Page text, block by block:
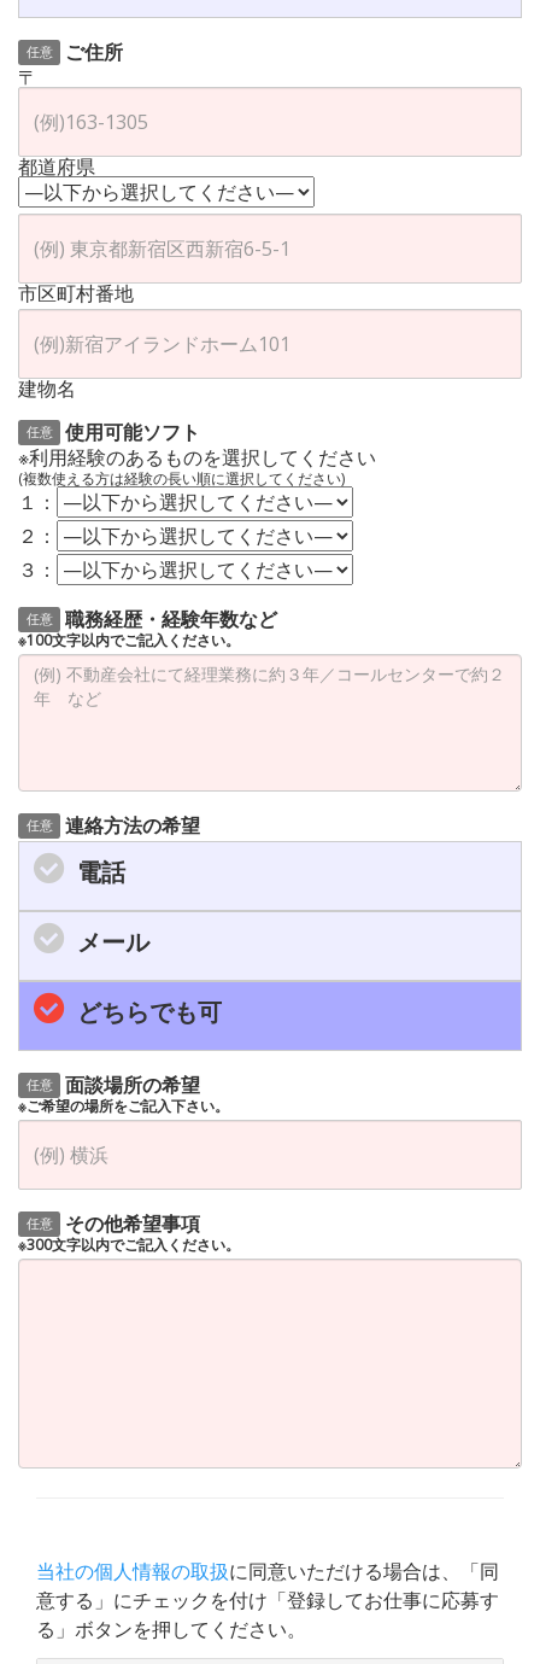
任意
ご住所
〒
都道府県
市区町村番地
建物名
任意
使用可能ソフト
※利用経験のあるものを選択してください
(複数使える方は経験の長い順に選択してください)
１：
２：
３：
任意 職務経歴・経験年数など
※100文字以内でご記入ください。
任意 連絡方法の希望
電話
メール
どちらでも可
任意 面談場所の希望
※ご希望の場所をご記入下さい。
任意 その他希望事項
※300文字以内でご記入ください。
当社の個人情報の取扱に同意いただける場合は、「同
意する」にチェックを付け「登録してお仕事に応募す
る」ボタンを押してください。